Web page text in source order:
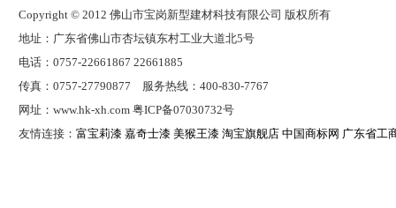
Copyright © 2012 佛山市宝岗新型建材科技有限公司 版权所有
地址：广东省佛山市杏坛镇东村工业大道北5号
电话：0757-22661867 22661885
传真：0757-27790877 服务热线：400-830-7767
网址：www.hk-xh.com 粤ICP备07030732号
友情连接： 富宝莉漆 嘉奇士漆 美猴王漆 淘宝旗舰店 中国商标网 广东省工